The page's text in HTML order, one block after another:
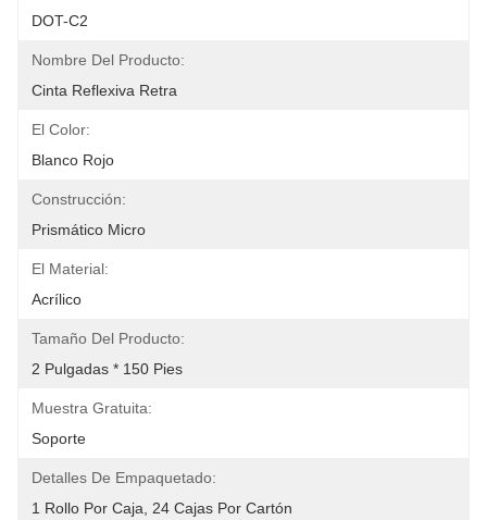
DOT-C2
Nombre Del Producto:
Cinta Reflexiva Retra
El Color:
Blanco Rojo
Construcción:
Prismático Micro
El Material:
Acrílico
Tamaño Del Producto:
2 Pulgadas * 150 Pies
Muestra Gratuita:
Soporte
Detalles De Empaquetado:
1 Rollo Por Caja, 24 Cajas Por Cartón